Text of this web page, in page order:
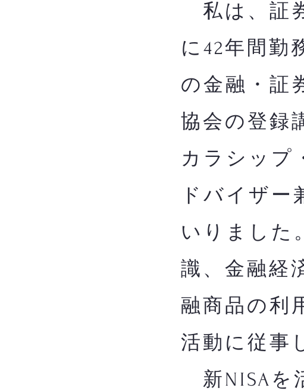
私は、証
に42年間勤
の金融・証
協会の登録
カラシップ
ドバイザー
いりました
識、金融経
融商品の利
活動に従事
新NISAを